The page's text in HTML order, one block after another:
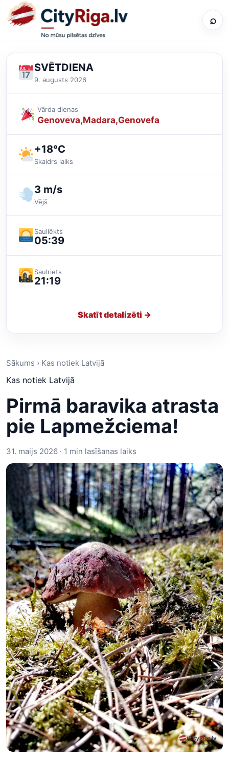
⌕
SVĒTDIENA
9. augusts 2026
Vārda dienas
Genoveva Madara Genovefa
+18°C
Skaidrs laiks
3 m/s
Vējš
Saullēkts
05:39
Saulriets
21:19
Skatīt detalizēti →
Sākums › Kas notiek Latvijā
Kas notiek Latvijā
Pirmā baravika atrasta
pie Lapmežciema!
31. maijs 2026 · 1 min lasīšanas laiks